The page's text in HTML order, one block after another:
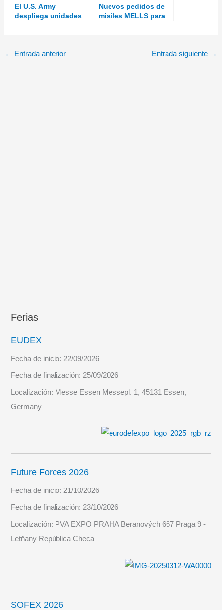
El U.S. Army
despliega unidades
Nuevos pedidos de
misiles MELLS para
← Entrada anterior Entrada siguiente →
Ferias
EUDEX
Fecha de inicio: 22/09/2026
Fecha de finalización: 25/09/2026
Localización: Messe Essen Messepl. 1, 45131 Essen,
Germany
Future Forces 2026
Fecha de inicio:21/10/2026
Fecha de finalización:23/10/2026
Localización: PVA EXPO PRAHA Beranových 667 Praga 9 -
Letňany República Checa
SOFEX 2026